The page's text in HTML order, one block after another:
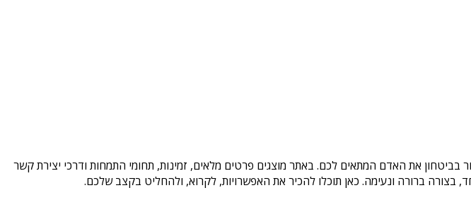
בביטחון את האדם המתאים לכם. באתר מוצגים פרטים מלאים, זמינות, תחומי התמחות ודרכי יצירת קשר
ברורה ונעימה. כאן תוכלו להכיר את האפשרויות, לקרוא, ולהחליט בקצב שלכם.